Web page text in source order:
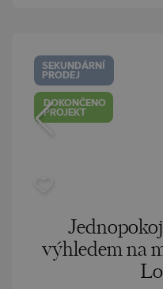
SEKUNDÁRNÍ
PRODEJ
DOKONČENO
PROJEKT
výhledem na